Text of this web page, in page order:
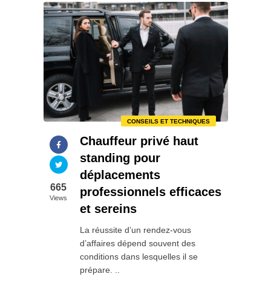
CONSEILS ET TECHNIQUES
665
Views
Chauffeur privé haut
standing pour
déplacements
professionnels efficaces
et sereins
La réussite d’un rendez-vous
d’affaires dépend souvent des
conditions dans lesquelles il se
prépare. ..